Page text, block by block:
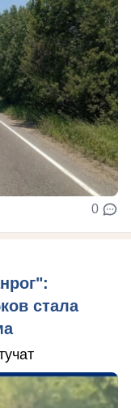
0
стала